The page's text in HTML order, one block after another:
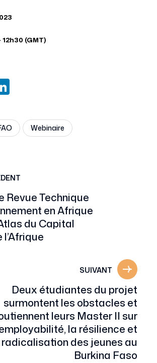
12h30 (GMT)
Webinaire
Revue Technique
en Afrique
du Capital
SUIVANT
Deux étudiantes du projet
surmontent les obstacles et
leurs Master II sur
la résilience et
des jeunes au
Burkina Faso